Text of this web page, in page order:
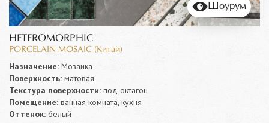
Шоурум
HETEROMORPHIC
PORCELAIN MOSAIC (Китай)
Назначение: Мозаика
Поверхность: матовая
Текстура поверхности: под октагон
Помещение: ванная комната, кухня
Оттенок: белый